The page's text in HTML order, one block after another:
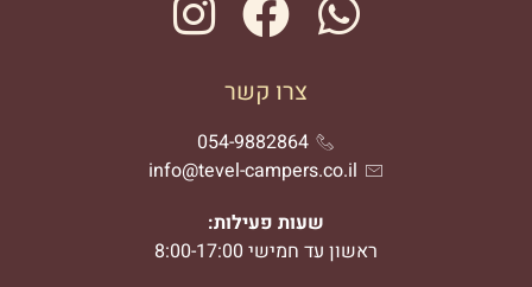
צרו קשר
054-9882864
info@tevel-campers.co.il
שעות פעילות:
ראשון עד חמישי 8:00-17:00